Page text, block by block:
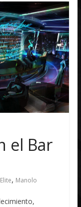
el Bar
Elite, Manolo